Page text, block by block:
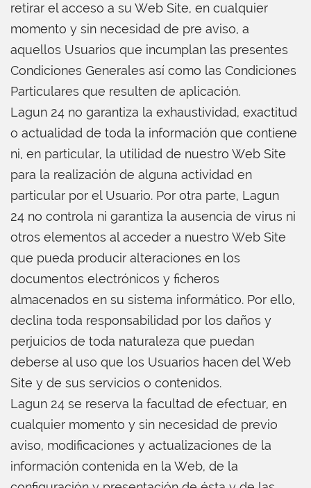
retirar el acceso a su Web Site, en cualquier
momento y sin necesidad de pre aviso, a
aquellos Usuarios que incumplan las presentes
Condiciones Generales así como las Condiciones
Particulares que resulten de aplicación.
Lagun 24 no garantiza la exhaustividad, exactitud
o actualidad de toda la información que contiene
ni, en particular, la utilidad de nuestro Web Site
para la realización de alguna actividad en
particular por el Usuario. Por otra parte, Lagun
24 no controla ni garantiza la ausencia de virus ni
otros elementos al acceder a nuestro Web Site
que pueda producir alteraciones en los
documentos electrónicos y ficheros
almacenados en su sistema informático. Por ello,
declina toda responsabilidad por los daños y
perjuicios de toda naturaleza que puedan
deberse al uso que los Usuarios hacen del Web
Site y de sus servicios o contenidos.
Lagun 24 se reserva la facultad de efectuar, en
cualquier momento y sin necesidad de previo
aviso, modificaciones y actualizaciones de la
información contenida en la Web, de la